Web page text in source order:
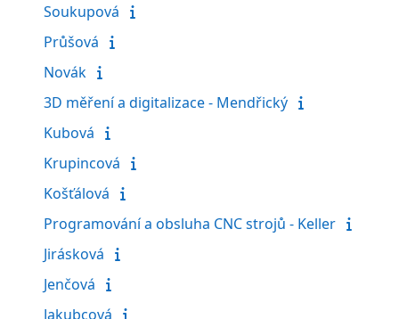
Soukupová
Průšová
Novák
3D měření a digitalizace - Mendřický
Kubová
Krupincová
Košťálová
Programování a obsluha CNC strojů - Keller
Jirásková
Jenčová
Jakubcová